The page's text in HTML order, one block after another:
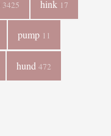
3425 hink 17
pump 11
hund472